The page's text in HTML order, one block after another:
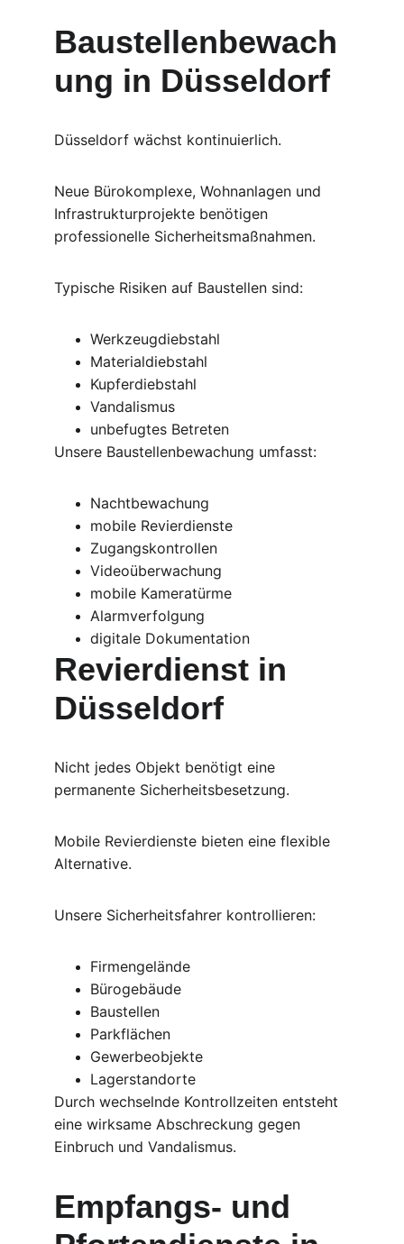
Baustellenbewach
ung in Düsseldorf
Düsseldorf wächst kontinuierlich.
Neue Bürokomplexe, Wohnanlagen und
Infrastrukturprojekte benötigen
professionelle Sicherheitsmaßnahmen.
Typische Risiken auf Baustellen sind:
Werkzeugdiebstahl
Materialdiebstahl
Kupferdiebstahl
Vandalismus
unbefugtes Betreten
Unsere Baustellenbewachung umfasst:
Nachtbewachung
mobile Revierdienste
Zugangskontrollen
Videoüberwachung
mobile Kameratürme
Alarmverfolgung
digitale Dokumentation
Revierdienst in
Düsseldorf
Nicht jedes Objekt benötigt eine
permanente Sicherheitsbesetzung.
Mobile Revierdienste bieten eine flexible
Alternative.
Unsere Sicherheitsfahrer kontrollieren:
Firmengelände
Bürogebäude
Baustellen
Parkflächen
Gewerbeobjekte
Lagerstandorte
Durch wechselnde Kontrollzeiten entsteht
eine wirksame Abschreckung gegen
Einbruch und Vandalismus.
Empfangs- und